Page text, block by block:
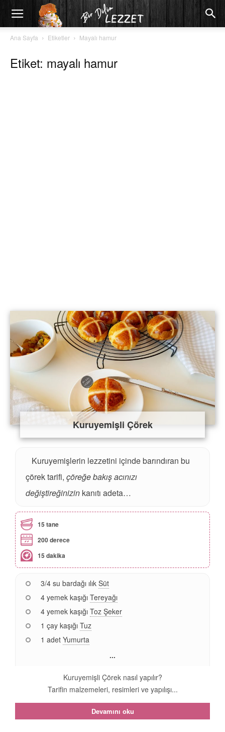
Ana Sayfa Etiketler Mayalı hamur
Etiket: mayalı hamur
Kuruyemişli Çörek
Kuruyemişlerin lezzetini içinde barındıran bu
çörek tarifi, çöreğe bakış acınızı
değiştireğinizin kanıtı adeta…
15 tane
200 derece
15 dakika
3/4 su bardağı ılık Süt
4 yemek kaşığı Tereyağı
4 yemek kaşığı Toz Şeker
1 çay kaşığı Tuz
1 adet Yumurta
...
Kuruyemişli Çörek nasıl yapılır?
Tarifin malzemeleri, resimleri ve yapılışı...
Devamını oku